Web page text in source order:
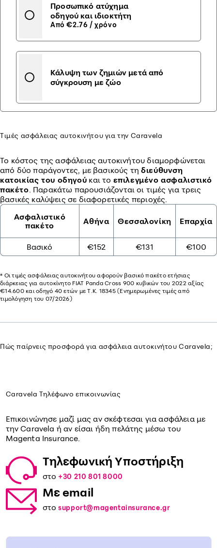
Προσωπικό ατύχημα
οδηγού και ιδιοκτήτη
Από €2.76 / χρόνο
Κάλυψη των ζημιών μετά από
σύγκρουση με ζώο
Τιμές ασφάλειας αυτοκινήτου για την Caravela
Το κόστος της ασφάλειας αυτοκινήτου διαμορφώνεται
από δύο παράγοντες, με βασικούς τηδιεύθυνση
κατοικίας του οδηγού και το επιλεγμένο ασφαλιστικό
πακέτο. Παρακάτω παρουσιάζονται οι τιμές για τρεις
βασικές καλύψεις σε διαφορετικές περιοχές.
Ασφαλιστικό
πακέτο
Αθήνα Θεσσαλονίκη Επαρχία
Βασικό €152 €131 €100
* Οι τιμές ασφάλειας αυτοκινήτου αφορούν βασικό πακέτο ετήσιας
διάρκειας για αυτοκίνητο FIAT Panda Cross 900 κυβικών του 2022 αξίας
€14.600 και οδηγό 40 ετών με Τ.Κ. 18345 (Ενημερωμένες τιμές από
τιμολόγηση του 07/2026)
Πώς παίρνεις προσφορά για ασφάλεια αυτοκινήτου Caravela;
Caravela Τηλέφωνο επικοινωνίας
Επικοινώνησε μαζί μας αν σκέφτεσαι για ασφάλεια με
την Caravela ή αν είσαι ήδη πελάτης μέσω του
Magenta Insurance.
Τηλεφωνική Υποστήριξη
στο +30 210 801 8000
Με email
στοsupport@magentainsurance.gr